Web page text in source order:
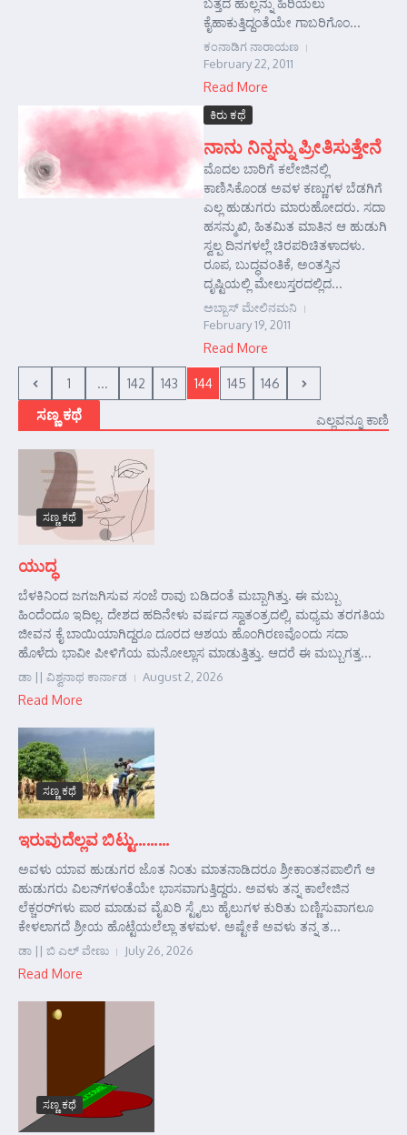
ಬತ್ತದ ಹುಲ್ಲನ್ನು ಹಿರಿಯಲು
ಕೈಹಾಕುತ್ತಿದ್ದಂತೆಯೇ ಗಾಬರಿಗೊಂ...
ಕಂನಾಡಿಗ ನಾರಾಯಣ
February 22, 2011
Read More
ಕಿರು ಕಥೆ
ನಾನು ನಿನ್ನನ್ನು ಪ್ರೀತಿಸುತ್ತೇನೆ
ಮೊದಲ ಬಾರಿಗೆ ಕಲೇಜಿನಲ್ಲಿ
ಕಾಣಿಸಿಕೊಂಡ ಅವಳ ಕಣ್ಣುಗಳ ಬೆಡಗಿಗೆ
ಎಲ್ಲ ಹುಡುಗರು ಮಾರುಹೋದರು. ಸದಾ
ಹಸನ್ಮುಖಿ, ಹಿತಮಿತ ಮಾತಿನ ಆ ಹುಡುಗಿ
ಸ್ವಲ್ಪ ದಿನಗಳಲ್ಲೆ ಚಿರಪರಿಚಿತಳಾದಳು.
ರೂಪ, ಬುದ್ಧವಂತಿಕೆ, ಅಂತಸ್ತಿನ
ದೃಷ್ಟಿಯಲ್ಲಿ ಮೇಲುಸ್ತರದಲ್ಲಿದ...
ಅಬ್ಬಾಸ್ ಮೇಲಿನಮನಿ
February 19, 2011
Read More
1 ... 142 143 144 145 146
ಸಣ್ಣ ಕಥೆ ಎಲ್ಲವನ್ನೂ ಕಾಣಿ
ಸಣ್ಣ ಕಥೆ
ಯುದ್ಧ
ಬೆಳಕಿನಿಂದ ಜಗಜಗಿಸುವ ಸಂಜೆ ರಾವು ಬಡಿದಂತೆ ಮಬ್ಬಾಗಿತ್ತು. ಈ ಮಬ್ಬು
ಹಿಂದೆಂದೂ ಇದಿಲ್ಲ. ದೇಶದ ಹದಿನೇಳು ವರ್ಷದ ಸ್ವಾತಂತ್ರದಲ್ಲಿ, ಮಧ್ಯಮ ತರಗತಿಯ
ಜೀವನ ಕೈ ಬಾಯಿಯಾಗಿದ್ದರೂ ದೂರದ ಆಶಯ ಹೊಂಗಿರಣವೊಂದು ಸದಾ
ಹೊಳೆದು ಭಾವೀ ಪೀಳಿಗೆಯ ಮನೋಲ್ಲಾಸ ಮಾಡುತ್ತಿತ್ತು. ಆದರೆ ಈ ಮಬ್ಬುಗತ್ತ...
ಡಾ || ವಿಶ್ವನಾಥ ಕಾರ್ನಾಡ August 2, 2026
Read More
ಸಣ್ಣ ಕಥೆ
ಇರುವುದೆಲ್ಲವ ಬಿಟ್ಟು………
ಅವಳು ಯಾವ ಹುಡುಗರ ಜೊತ ನಿಂತು ಮಾತನಾಡಿದರೂ ಶ್ರೀಕಾಂತನಪಾಲಿಗೆ ಆ
ಹುಡುಗರು ವಿಲನ್‌ಗಳಂತೆಯೇ ಭಾಸವಾಗುತ್ತಿದ್ದರು. ಅವಳು ತನ್ನ ಕಾಲೇಜಿನ
ಲೆಕ್ಚರರ್‌ಗಳು ಪಾಠ ಮಾಡುವ ವೈಖರಿ ಸ್ಟೈಲು ಹೈಲುಗಳ ಕುರಿತು ಬಣ್ಣಿಸುವಾಗಲೂ
ಕೇಳಲಾಗದೆ ಶ್ರೀಯ ಹೊಟ್ಟೆಯಲೆಲ್ಲಾ ತಳಮಳ. ಅಷ್ಟೇಕೆ ಅವಳು ತನ್ನ ತ...
ಡಾ || ಬಿ ಎಲ್ ವೇಣು July 26, 2026
Read More
ಸಣ್ಣ ಕಥೆ